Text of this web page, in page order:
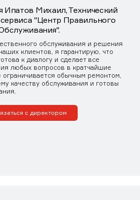
Ипатов Михаил, Технический
"Центр Правильного
обслуживания и решения
клиентов, я гарантирую, что
к диалогу и сделает все
любых вопросов в кратчайшие
ограничивается обычным ремонтом,
качеству обслуживания и готовы
с директором